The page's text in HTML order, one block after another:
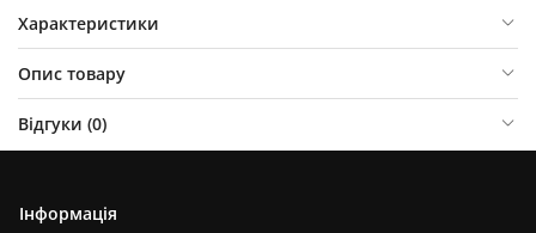
Характеристики
Опис товару
Відгуки (0)
Інформація